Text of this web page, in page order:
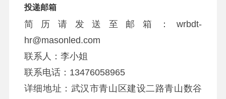
投递邮箱
简历请发送至邮箱：wrbdt-
hr@masonled.com
联系人：李小姐
联系电话：13476058965
详细地址：武汉市青山区建设二路青山数谷